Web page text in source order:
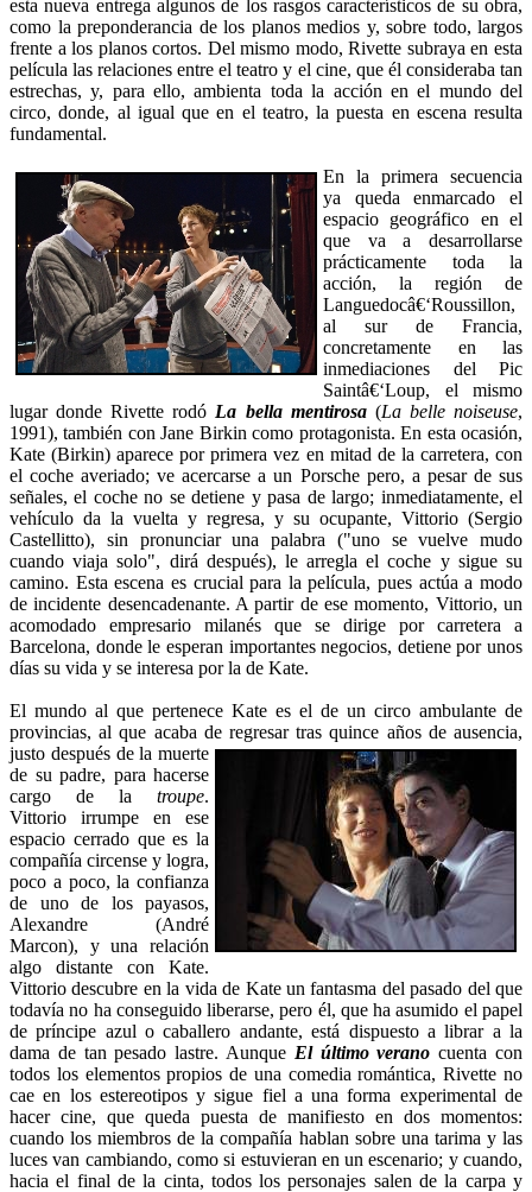
esta nueva entrega algunos de los rasgos característicos de su obra,
como la preponderancia de los planos medios y, sobre todo, largos
frente a los planos cortos. Del mismo modo, Rivette subraya en esta
película las relaciones entre el teatro y el cine, que él consideraba tan
estrechas, y, para ello, ambienta toda la acción en el mundo del
circo, donde, al igual que en el teatro, la puesta en escena resulta
fundamental.
En la primera secuencia
ya queda enmarcado el
espacio geográfico en el
que va a desarrollarse
prácticamente toda la
acción, la región de
Languedocâ€‘Roussillon,
al sur de Francia,
concretamente en las
inmediaciones del Pic
Saintâ€‘Loup, el mismo
lugar donde Rivette rodó La bella mentirosa (La belle noiseuse,
1991), también con Jane Birkin como protagonista. En esta ocasión,
Kate (Birkin) aparece por primera vez en mitad de la carretera, con
el coche averiado; ve acercarse a un Porsche pero, a pesar de sus
señales, el coche no se detiene y pasa de largo; inmediatamente, el
vehículo da la vuelta y regresa, y su ocupante, Vittorio (Sergio
Castellitto), sin pronunciar una palabra ("uno se vuelve mudo
cuando viaja solo", dirá después), le arregla el coche y sigue su
camino. Esta escena es crucial para la película, pues actúa a modo
de incidente desencadenante. A partir de ese momento, Vittorio, un
acomodado empresario milanés que se dirige por carretera a
Barcelona, donde le esperan importantes negocios, detiene por unos
días su vida y se interesa por la de Kate.
El mundo al que pertenece Kate es el de un circo ambulante de
provincias, al que acaba de regresar tras quince años deausencia,
justo después de la muerte
de su padre, para hacerse
cargo de la troupe.
Vittorio irrumpe en ese
espacio cerrado que es la
compañía circense y logra,
poco a poco, la confianza
de uno de los payasos,
Alexandre (André
Marcon), y una relación
algo distante con Kate.
Vittorio descubre en la vida de Kate un fantasma del pasado del que
todavía no ha conseguido liberarse, pero él, que ha asumido el papel
de príncipe azul o caballero andante, está dispuesto a librar a la
dama de tan pesado lastre. Aunque El último verano cuenta con
todos los elementos propios de una comedia romántica, Rivette no
cae en los estereotipos y sigue fiel a una forma experimental de
hacer cine, que queda puesta de manifiesto en dos momentos:
cuando los miembros de la compañía hablan sobre una tarima y las
luces van cambiando, como si estuvieran en un escenario; y cuando,
hacia el final de la cinta, todos los personajes salen de la carpa y